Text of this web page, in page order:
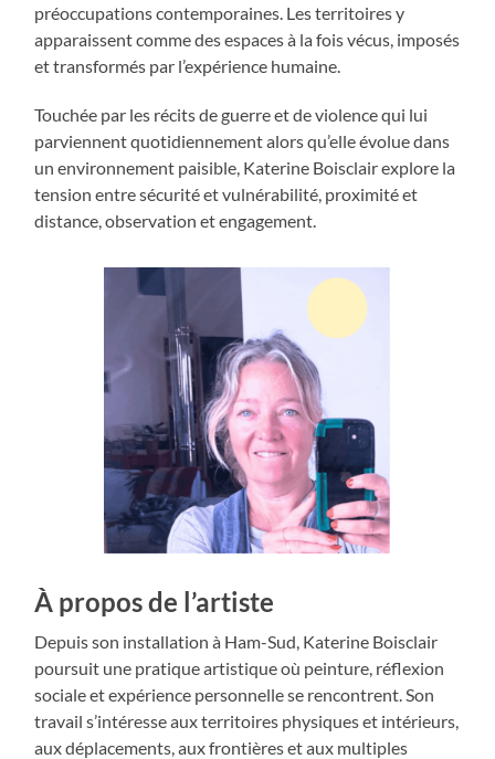
préoccupations contemporaines. Les territoires y
apparaissent comme des espaces à la fois vécus, imposés
et transformés par l’expérience humaine.
Touchée par les récits de guerre et de violence qui lui
parviennent quotidiennement alors qu’elle évolue dans
un environnement paisible, Katerine Boisclair explore la
tension entre sécurité et vulnérabilité, proximité et
distance, observation et engagement.
À propos de l’artiste
Depuis son installation à Ham-Sud, Katerine Boisclair
poursuit une pratique artistique où peinture, réflexion
sociale et expérience personnelle se rencontrent. Son
travail s’intéresse aux territoires physiques et intérieurs,
aux déplacements, aux frontières et aux multiples